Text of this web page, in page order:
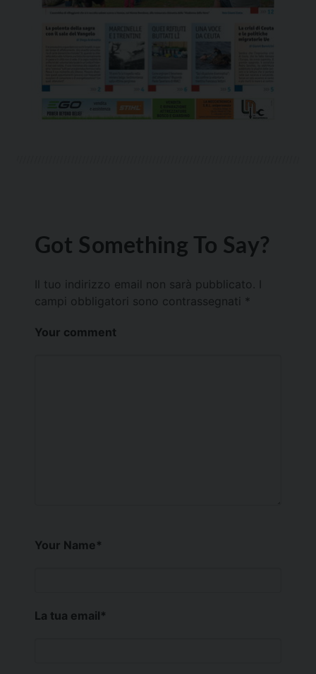
Got Something To Say?
Il tuo indirizzo email non sarà pubblicato.
campi obbligatori sono contrassegnati *
Your comment
Your Name*
La tua email*